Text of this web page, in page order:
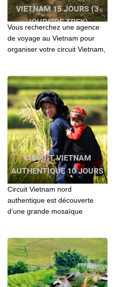
VIETNAM 15 JOURS (3
JOURS DE TREK)
Vous recherchez une agence
de voyage au Vietnam pour
organiser votre circuit Vietnam,
pour vos séjours
CIRCUIT VIETNAM
AUTHENTIQUE 10 JOURS
Circuit Vietnam nord
authentique est découverte
d’une grande mosaïque